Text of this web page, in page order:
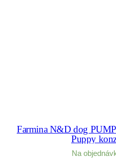
Farmina N&D dog
Puppy
Na